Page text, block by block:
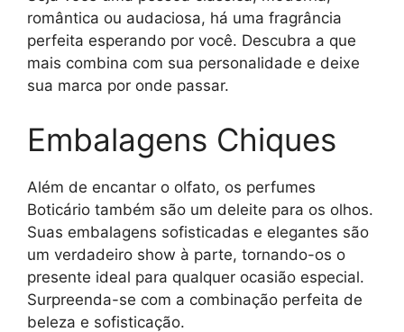
romântica ou audaciosa, há uma fragrância
perfeita esperando por você. Descubra a que
mais combina com sua personalidade e deixe
sua marca por onde passar.
Embalagens Chiques
Além de encantar o olfato, os perfumes
Boticário também são um deleite para os olhos.
Suas embalagens sofisticadas e elegantes são
um verdadeiro show à parte, tornando-os o
presente ideal para qualquer ocasião especial.
Surpreenda-se com a combinação perfeita de
beleza e sofisticação.